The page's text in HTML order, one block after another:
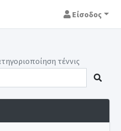
Είσοδος
τέννις